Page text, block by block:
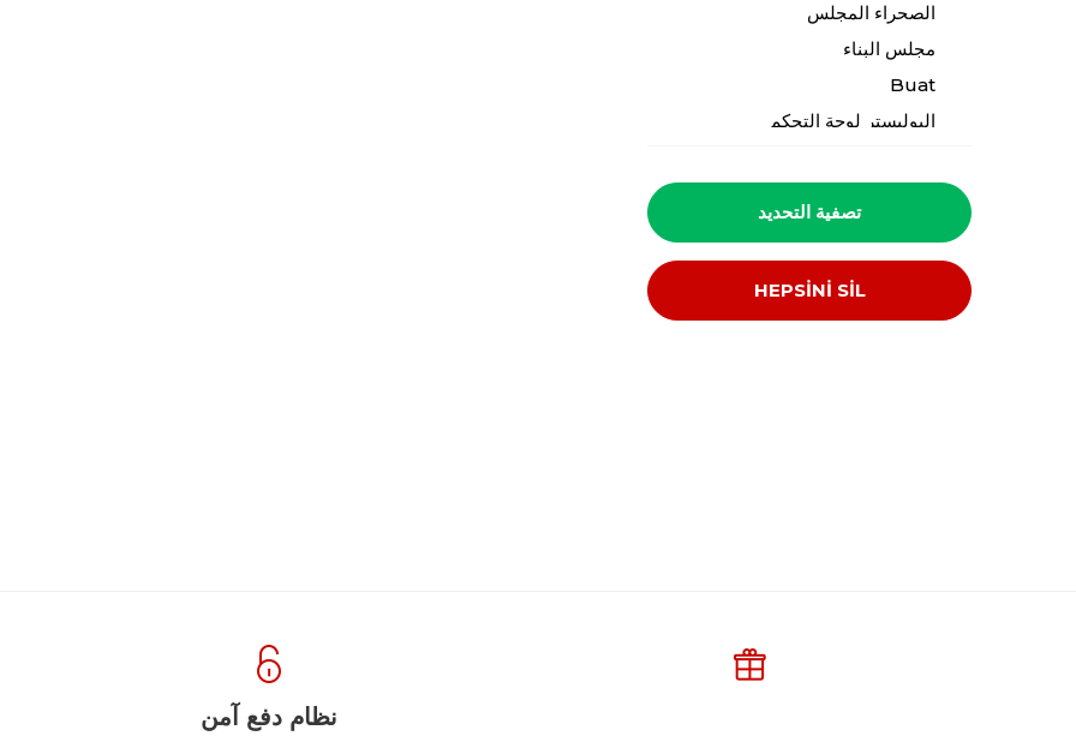
الصحراء المجلس
مجلس البناء
Buat
البوليستر لوحة التحكم
تصفية التحديد
HEPSİNİ SİL
نظام دفع آمن